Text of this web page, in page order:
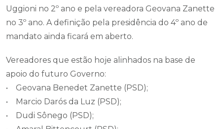
Uggioni no 2º ano e pela vereadora Geovana Zanette
no 3º ano. A definição pela presidência do 4º ano de
mandato ainda ficará em aberto.
Vereadores que estão hoje alinhados na base de
apoio do futuro Governo:
• Geovana Benedet Zanette (PSD);
• Marcio Darós da Luz (PSD);
• Dudi Sônego (PSD);